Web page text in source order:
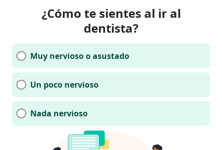
¿Cómo te sientes al ir al
dentista?
Muy nervioso o asustado
Un poco nervioso
Nada nervioso